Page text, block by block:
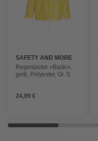
SAFETY AND MORE
Regenjacke »Basic«,
gelb, Polyester, Gr. S
24,99 €